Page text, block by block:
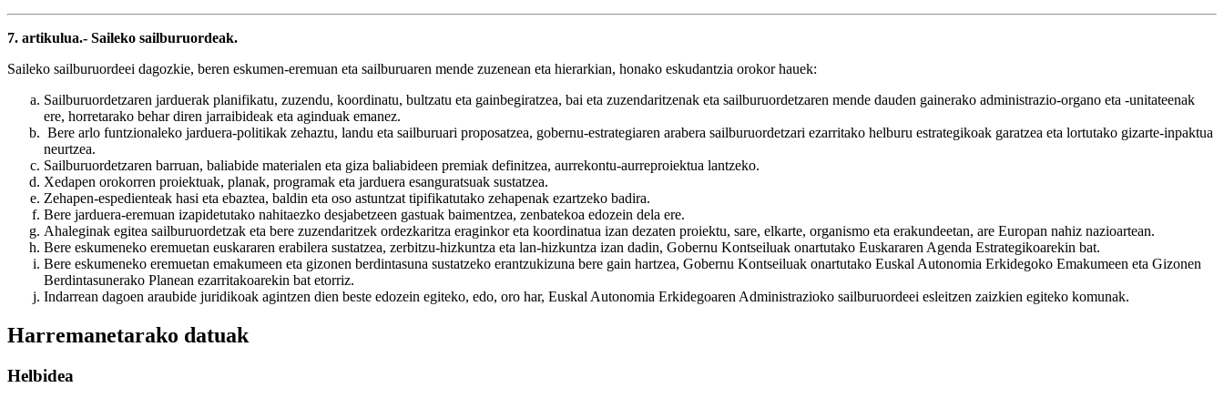
7. artikulua.- Saileko sailburuordeak.
Saileko sailburuordeei dagozkie, beren eskumen-eremuan eta sailburuaren mende zuzenean eta hierarkian, honako eskudantzia orokor hauek:
Sailburuordetzaren jarduerak planifikatu, zuzendu, koordinatu, bultzatu eta gainbegiratzea, bai eta zuzendaritzenak eta sailburuordetzaren mende dauden gainerako administrazio-organo eta -unitateenak
ere, horretarako behar diren jarraibideak eta aginduak emanez.
Bere arlo funtzionaleko jarduera-politikak zehaztu, landu eta sailburuari proposatzea, gobernu-estrategiaren arabera sailburuordetzari ezarritako helburu estrategikoak garatzea eta lortutako gizarte-inpaktua
neurtzea.
Sailburuordetzaren barruan, baliabide materialen eta giza baliabideen premiak definitzea, aurrekontu-aurreproiektua lantzeko.
Xedapen orokorren proiektuak, planak, programak eta jarduera esanguratsuak sustatzea.
Zehapen-espedienteak hasi eta ebaztea, baldin eta oso astuntzat tipifikatutako zehapenak ezartzeko badira.
Bere jarduera-eremuan izapidetutako nahitaezko desjabetzeen gastuak baimentzea, zenbatekoa edozein dela ere.
Ahaleginak egitea sailburuordetzak eta bere zuzendaritzek ordezkaritza eraginkor eta koordinatua izan dezaten proiektu, sare, elkarte, organismo eta erakundeetan, are Europan nahiz nazioartean.
Bere eskumeneko eremuetan euskararen erabilera sustatzea, zerbitzu-hizkuntza eta lan-hizkuntza izan dadin, Gobernu Kontseiluak onartutako Euskararen Agenda Estrategikoarekin bat.
Bere eskumeneko eremuetan emakumeen eta gizonen berdintasuna sustatzeko erantzukizuna bere gain hartzea, Gobernu Kontseiluak onartutako Euskal Autonomia Erkidegoko Emakumeen eta Gizonen
Berdintasunerako Planean ezarritakoarekin bat etorriz.
Indarrean dagoen araubide juridikoak agintzen dien beste edozein egiteko, edo, oro har, Euskal Autonomia Erkidegoaren Administrazioko sailburuordeei esleitzen zaizkien egiteko komunak.
Harremanetarako datuak
Helbidea